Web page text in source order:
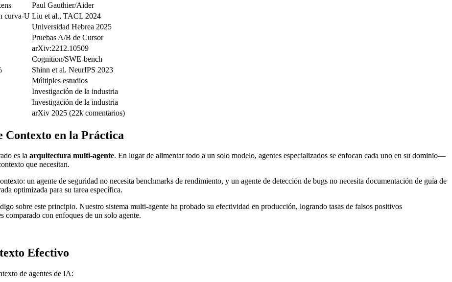
Paul Gauthier/Aider
curva-U Liu et al., TACL 2024
Universidad Hebrea 2025
Pruebas A/B de Cursor
arXiv:2212.10509
Cognition/SWE-bench
Shinn et al. NeurIPS 2023
Múltiples estudios
Investigación de la industria
Investigación de la industria
arXiv 2025 (22k comentarios)
en la Práctica
es la arquitectura multi-agente. En lugar de alimentar todo a un solo modelo, agentes especializados se enfocan cada uno en su dominio—
que necesitan.
un agente de seguridad no necesita benchmarks de rendimiento, y un agente de detección de bugs no necesita documentación de guía de
optimizada para su tarea específica.
sobre este principio. Nuestro sistema multi-agente ha probado su efectividad en producción, logrando tasas de falsos positivos
comparado con enfoques de un solo agente.
Efectivo
de agentes de IA: